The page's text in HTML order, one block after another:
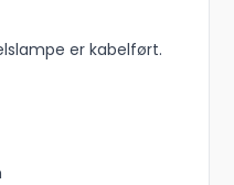
er kabelført.